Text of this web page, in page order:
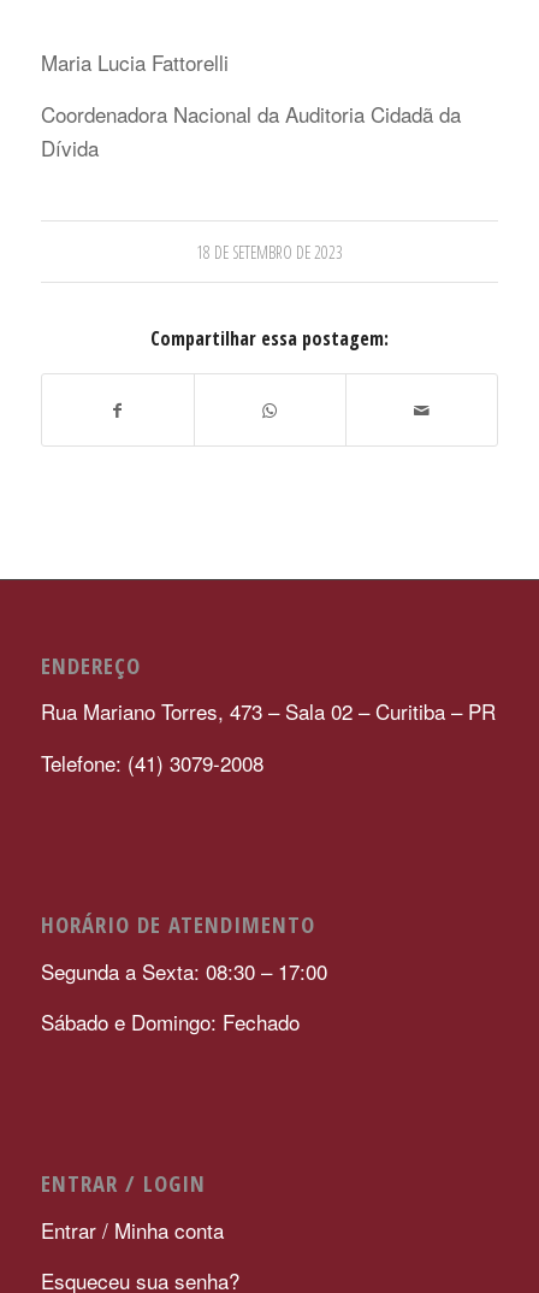
Maria Lucia Fattorelli
Coordenadora Nacional da Auditoria Cidadã da
Dívida
18 DE SETEMBRO DE 2023
Compartilhar essa postagem:
ENDEREÇO
Rua Mariano Torres, 473 – Sala 02 – Curitiba – PR
Telefone: (41) 3079-2008
HORÁRIO DE ATENDIMENTO
Segunda a Sexta: 08:30 – 17:00
Sábado e Domingo: Fechado
ENTRAR / LOGIN
Entrar / Minha conta
Esqueceu sua senha?